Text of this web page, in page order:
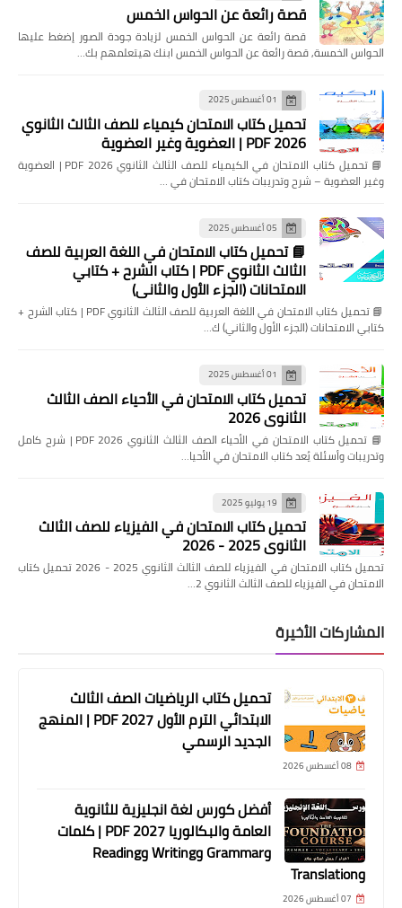
قصة رائعة عن الحواس الخمس
قصة رائعة عن الحواس الخمس لزيادة جودة الصور إضغط عليها
الحواس الخمسة, قصة رائعة عن الحواس الخمس ابنك هيتعلمهم بك…
01 أغسطس 2025
تحميل كتاب الامتحان كيمياء للصف الثالث الثانوي
2026 PDF | العضوية وغير العضوية
📘 تحميل كتاب الامتحان في الكيمياء للصف الثالث الثانوي 2026 PDF | العضوية
وغير العضوية – شرح وتدريبات كتاب الامتحان في …
05 أغسطس 2025
📘 تحميل كتاب الامتحان في اللغة العربية للصف
الثالث الثانوي PDF | كتاب الشرح + كتابي
الامتحانات (الجزء الأول والثاني)
📘 تحميل كتاب الامتحان في اللغة العربية للصف الثالث الثانوي PDF | كتاب الشرح +
كتابي الامتحانات (الجزء الأول والثاني) ك…
01 أغسطس 2025
تحميل كتاب الامتحان في الأحياء الصف الثالث
الثانوي 2026
📘 تحميل كتاب الامتحان في الأحياء الصف الثالث الثانوي 2026 PDF | شرح كامل
وتدريبات وأسئلة يُعد كتاب الامتحان في الأحيا…
19 يوليو 2025
تحميل كتاب الامتحان في الفيزياء للصف الثالث
الثانوي 2025 - 2026
تحميل كتاب الامتحان في الفيزياء للصف الثالث الثانوي 2025 - 2026 تحميل كتاب
الامتحان في الفيزياء للصف الثالث الثانوي 2…
المشاركات الأخيرة
تحميل كتاب الرياضيات الصف الثالث
الابتدائي الترم الأول 2027 PDF | المنهج
الجديد الرسمي
08 أغسطس 2026
أفضل كورس لغة انجليزية للثانوية
العامة والبكالوريا 2027 PDF | كلمات
وGrammar وWriting وReading
وTranslation
07 أغسطس 2026